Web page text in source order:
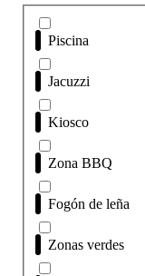
Piscina
Jacuzzi
Kiosco
Zona BBQ
Fogón de leña
Zonas verdes